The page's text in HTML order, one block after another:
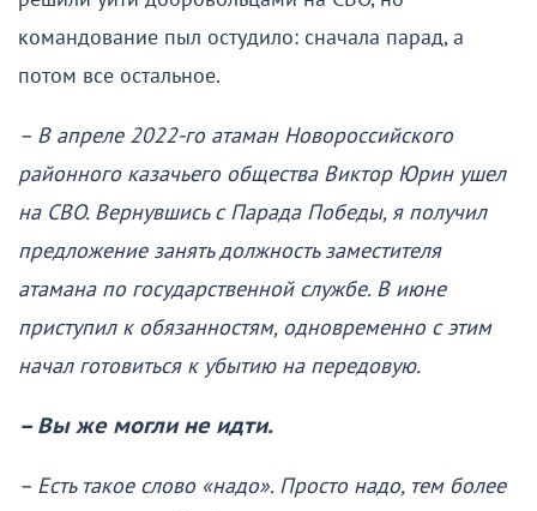
командование пыл остудило: сначала парад, а
потом все остальное.
– В апреле 2022-го атаман Новороссийского
районного казачьего общества Виктор Юрин ушел
на СВО. Вернувшись с Парада Победы, я получил
предложение занять должность заместителя
атамана по государственной службе. В июне
приступил к обязанностям, одновременно с этим
начал готовиться к убытию на передовую.
– Вы же могли не идти.
– Есть такое слово «надо». Просто надо, тем более